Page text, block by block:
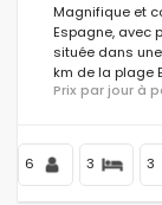
Remises
Magnifique et
Espagne, avec
située dans
km de la plage
Prix par jour à
6 3 3